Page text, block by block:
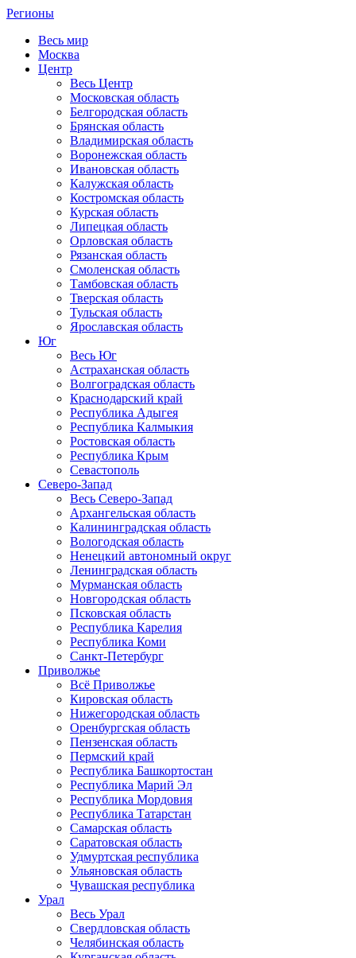
Регионы
Весь мир
Москва
Центр
Весь Центр
Московская область
Белгородская область
Брянская область
Владимирская область
Воронежская область
Ивановская область
Калужская область
Костромская область
Курская область
Липецкая область
Орловская область
Рязанская область
Смоленская область
Тамбовская область
Тверская область
Тульская область
Ярославская область
Юг
Весь Юг
Астраханская область
Волгоградская область
Краснодарский край
Республика Адыгея
Республика Калмыкия
Ростовская область
Республика Крым
Севастополь
Северо-Запад
Весь Северо-Запад
Архангельская область
Калининградская область
Вологодская область
Ненецкий автономный округ
Ленинградская область
Мурманская область
Новгородская область
Псковская область
Республика Карелия
Республика Коми
Санкт-Петербург
Приволжье
Всё Приволжье
Кировская область
Нижегородская область
Оренбургская область
Пензенская область
Пермский край
Республика Башкортостан
Республика Марий Эл
Республика Мордовия
Республика Татарстан
Самарская область
Саратовская область
Удмуртская республика
Ульяновская область
Чувашская республика
Урал
Весь Урал
Свердловская область
Челябинская область